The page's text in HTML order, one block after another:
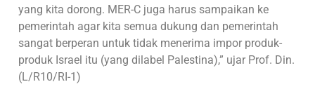
yang kita dorong. MER-C juga harus sampaikan ke
pemerintah agar kita semua dukung dan pemerintah
sangat berperan untuk tidak menerima impor produk-
produk Israel itu (yang dilabel Palestina),” ujar Prof. Din.
(L/R10/RI-1)